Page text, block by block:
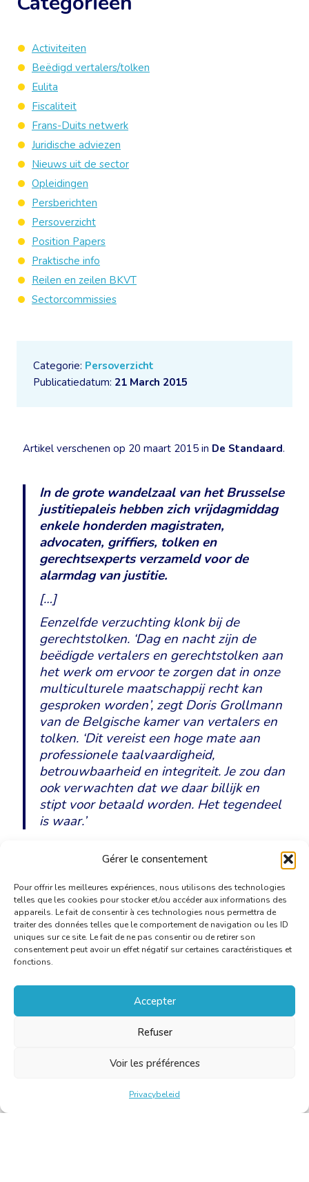
Gérer le consentement
Pour offrir les meilleures expériences, nous utilisons des technologies
telles que les cookies pour stocker et/ou accéder aux informations des
appareils. Le fait de consentir à ces technologies nous permettra de
traiter des données telles que le comportement de navigation ou les ID
uniques sur ce site. Le fait de ne pas consentir ou de retirer son
consentement peut avoir un effet négatif sur certaines caractéristiques et
fonctions.
Accepter
Refuser
Voir les préférences
Privacybeleid
Categorie: Persoverzicht
Publicatiedatum: 21 March 2015
Artikel verschenen op 20 maart 2015 in De Standaard.
In de grote wandelzaal van het Brusselse
justitiepaleis hebben zich vrijdagmiddag
enkele honderden magistraten,
advocaten, griffiers, tolken en
gerechtsexperts verzameld voor de
alarmdag van justitie.
[…]
Eenzelfde verzuchting klonk bij de
gerechtstolken. ‘Dag en nacht zijn de
beëdigde vertalers en gerechtstolken aan
het werk om ervoor te zorgen dat in onze
multiculturele maatschappij recht kan
gesproken worden’, zegt Doris Grollmann
van de Belgische kamer van vertalers en
tolken. ‘Dit vereist een hoge mate aan
professionele taalvaardigheid,
betrouwbaarheid en integriteit. Je zou dan
ook verwachten dat we daar billijk en
stipt voor betaald worden. Het tegendeel
is waar.’
Lees het artikel op de website van De Standaard.
Activiteiten
Beëdigd vertalers/tolken
Eulita
Fiscaliteit
Frans-Duits netwerk
Juridische adviezen
Nieuws uit de sector
Opleidingen
Persberichten
Persoverzicht
Position Papers
Praktische info
Reilen en zeilen BKVT
Sectorcommissies